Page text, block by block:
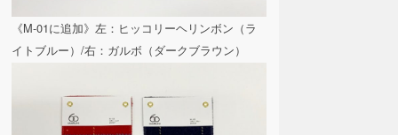
《M-01に追加》左：ヒッコリーヘリンボン（ラ
イトブルー）/右：ガルボ（ダークブラウン）